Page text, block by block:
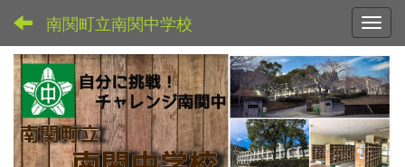
南関町立南関中学校